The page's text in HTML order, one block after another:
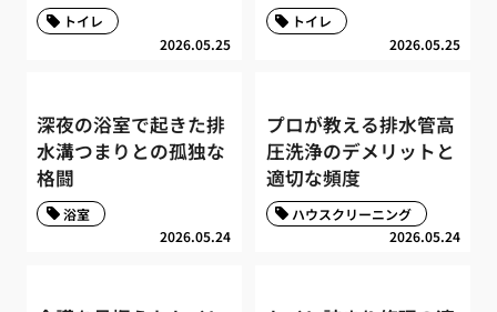
2026.05.25
トイレ
2026.05.25
トイレ
深夜の浴室で起きた排
水溝つまりとの孤独な
格闘
2026.05.24
浴室
プロが教える排水管高
圧洗浄のデメリットと
適切な頻度
2026.05.24
ハウスクリーニング